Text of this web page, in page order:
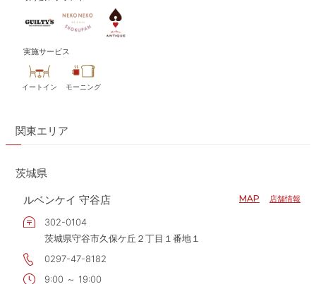
実施サービス
イートイン モーニング
関東エリア
茨城県
ルベンケイ 守谷店
MAP 店舗情報
302-0104
茨城県守谷市久保ケ丘２丁目１番地１
0297-47-8182
9:00 ～ 19:00